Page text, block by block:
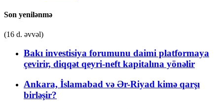
Son yenilənmə
(16 d. əvvəl)
Bakı investisiya forumunu daimi platformaya
çevirir, diqqət qeyri-neft kapitalına yönəlir
Ankara, İslamabad və Ər-Riyad kimə qarşı
birləşir?